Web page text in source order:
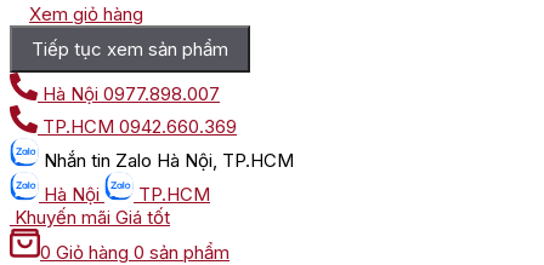
Xem giỏ hàng
Tiếp tục xem sản phẩm
Hà Nội 0977.898.007
TP.HCM 0942.660.369
Nhắn tin Zalo Hà Nội, TP.HCM
Hà Nội
TP.HCM
Khuyến mãi Giá tốt
0 Giỏ hàng 0 sản phẩm